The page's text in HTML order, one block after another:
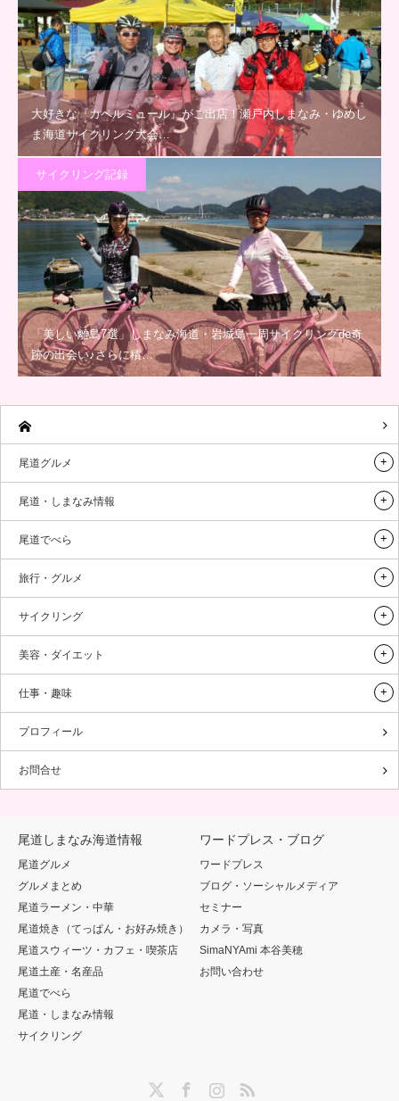
大好きな『カペルミュール』がご出店！瀬戸内しまなみ・ゆめし
ま海道サイクリング大会…
サイクリング記録
「美しい離島7選」しまなみ海道・岩城島一周サイクリングde奇
跡の出会い♪さらに積…
尾道グルメ
尾道・しまなみ情報
尾道でべら
旅行・グルメ
サイクリング
美容・ダイエット
仕事・趣味
プロフィール
お問合せ
尾道しまなみ海道情報
尾道グルメ
グルメまとめ
尾道ラーメン・中華
尾道焼き（てっぱん・お好み焼き）
尾道スウィーツ・カフェ・喫茶店
尾道土産・名産品
尾道でべら
尾道・しまなみ情報
サイクリング
ワードプレス・ブログ
ワードプレス
ブログ・ソーシャルメディア
セミナー
カメラ・写真
SimaNYAmi 本谷美穂
お問い合わせ
InstagramRSS